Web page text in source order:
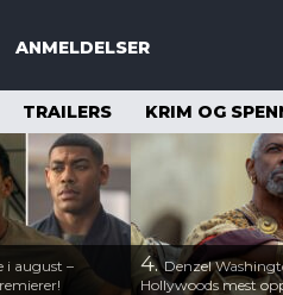
ANMELDELSER
TRAILERS KRIM OG
i august –
4.Denzel
Hollywoods mest